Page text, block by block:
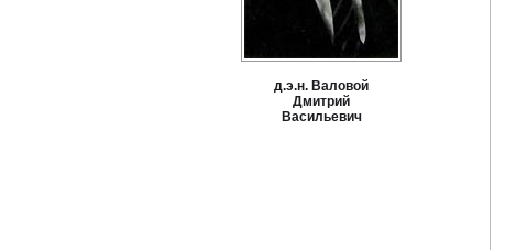
д.э.н. Валовой
Дмитрий
Васильевич